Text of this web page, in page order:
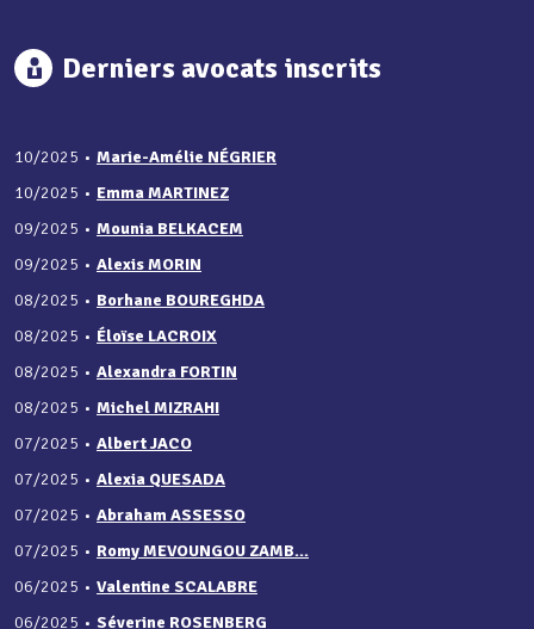
Derniers avocats inscrits
10/2025 • Marie-Amélie NÉGRIER
10/2025 • Emma MARTINEZ
09/2025 • Mounia BELKACEM
09/2025 • Alexis MORIN
08/2025 • Borhane BOUREGHDA
08/2025 • Éloïse LACROIX
08/2025 • Alexandra FORTIN
08/2025 • Michel MIZRAHI
07/2025 • Albert JACO
07/2025 • Alexia QUESADA
07/2025 • Abraham ASSESSO
07/2025 • Romy MEVOUNGOU ZAMB...
06/2025 • Valentine SCALABRE
06/2025 • Séverine ROSENBERG